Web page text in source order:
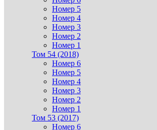
Номер 5
Номер 4
Номер 3
Номер 2
Номер 1
Том 54 (2018)
Номер 6
Номер 5
Номер 4
Номер 3
Номер 2
Номер 1
Том 53 (2017)
Номер 6